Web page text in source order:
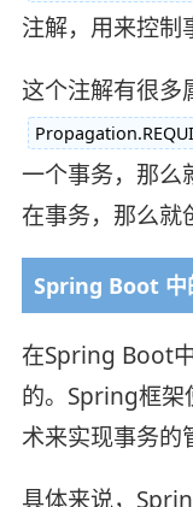
注解，用来控制
这个注解有很多
一个事务，那么
在事务，那么就
Spring Boot 中
在Spring Boot
的。Spring框架
术来实现事务的
具体来说，